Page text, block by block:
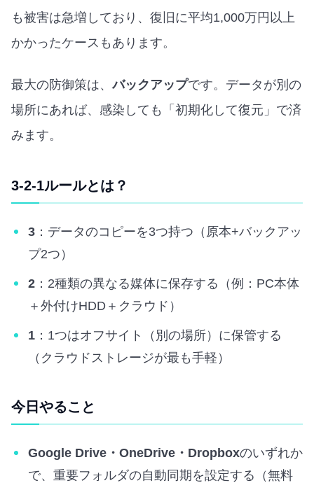
も被害は急増しており、復旧に平均1,000万円以上
かかったケースもあります。
最大の防御策は、バックアップです。データが別の
場所にあれば、感染しても「初期化して復元」で済
みます。
3-2-1ルールとは？
3 ：データのコピーを3つ持つ（原本+バックアッ
プ2つ）
2 ：2種類の異なる媒体に保存する（例：PC本体
＋外付けHDD＋クラウド）
1 ：1つはオフサイト（別の場所）に保管する
（クラウドストレージが最も手軽）
今日やること
Google Drive・OneDrive・Dropboxのいずれか
で、重要フォルダの自動同期を設定する（無料